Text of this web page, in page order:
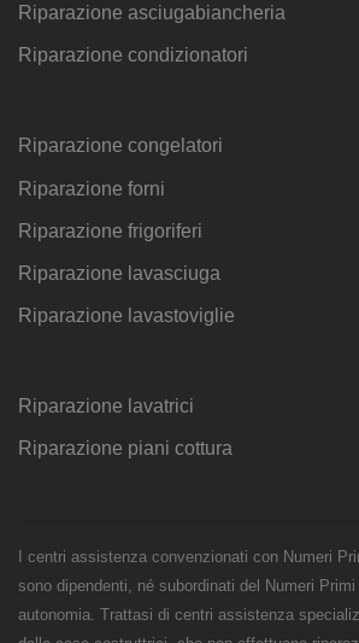
Riparazione asciugabiancheria
Riparazione condizionatori
Riparazione congelatori
Riparazione forni
Riparazione frigoriferi
Riparazione lavasciuga
Riparazione lavastoviglie
Riparazione lavatrici
Riparazione piani cottura
I centri assistenza convenzionati con Numeri
sono dipendenti, né subordinati del Numeri
autonomia. Trattasi di centri assistenza